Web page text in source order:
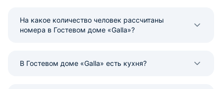
На какое количество человек рассчитаны
номера в Гостевом доме «Galla»?
В Гостевом доме «Galla» есть кухня?